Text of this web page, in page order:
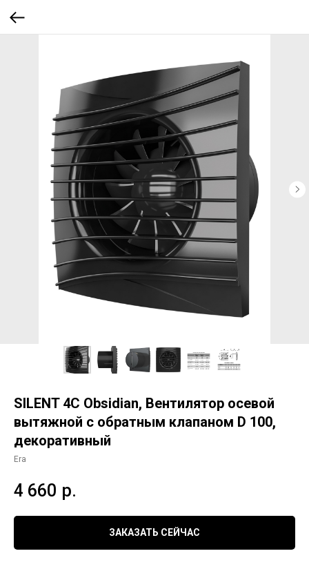
SILENT 4C Obsidian, Вентилятор осевой
вытяжной с обратным клапаном D 100,
декоративный
Era
4 660 р.
ЗАКАЗАТЬ СЕЙЧАС